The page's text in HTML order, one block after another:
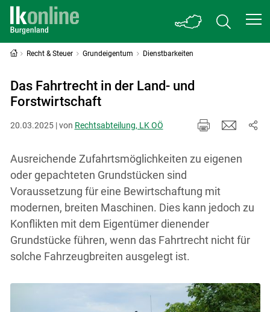
Recht & Steuer Grundeigentum Dienstbarkeiten
Das Fahrtrecht in der Land- und
Forstwirtschaft
20.03.2025 | von Rechtsabteilung, LK OÖ
Ausreichende Zufahrtsmöglichkeiten zu eigenen
oder gepachteten Grundstücken sind
Voraussetzung für eine Bewirtschaftung mit
modernen, breiten Maschinen. Dies kann jedoch zu
Konflikten mit dem Eigentümer dienender
Grundstücke führen, wenn das Fahrtrecht nicht für
solche Fahrzeugbreiten ausgelegt ist.